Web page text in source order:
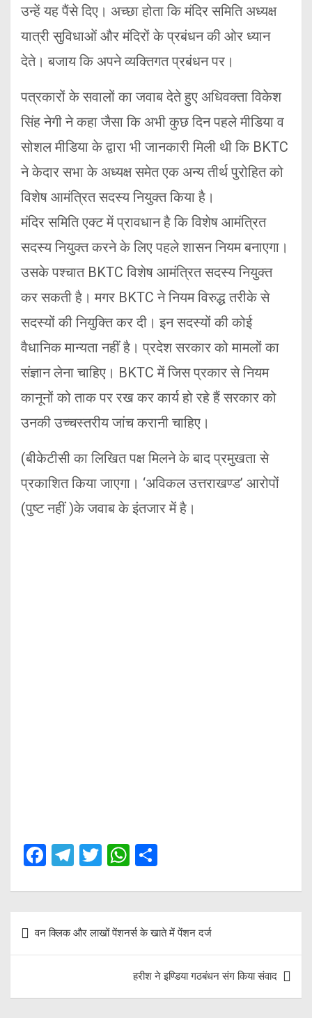
उन्हें यह पैंसे दिए। अच्छा होता कि मंदिर समिति अध्यक्ष
यात्री सुविधाओं और मंदिरों के प्रबंधन की ओर ध्यान
देते। बजाय कि अपने व्यक्तिगत प्रबंधन पर।
पत्रकारों के सवालों का जवाब देते हुए अधिवक्ता विकेश
सिंह नेगी ने कहा जैसा कि अभी कुछ दिन पहले मीडिया व
सोशल मीडिया के द्वारा भी जानकारी मिली थी कि BKTC
ने केदार सभा के अध्यक्ष समेत एक अन्य तीर्थ पुरोहित को
विशेष आमंत्रित सदस्य नियुक्त किया है।
मंदिर समिति एक्ट में प्रावधान है कि विशेष आमंत्रित
सदस्य नियुक्त करने के लिए पहले शासन नियम बनाएगा।
उसके पश्चात BKTC विशेष आमंत्रित सदस्य नियुक्त
कर सकती है। मगर BKTC ने नियम विरुद्ध तरीके से
सदस्यों की नियुक्ति कर दी। इन सदस्यों की कोई
वैधानिक मान्यता नहीं है। प्रदेश सरकार को मामलों का
संज्ञान लेना चाहिए। BKTC में जिस प्रकार से नियम
कानूनों को ताक पर रख कर कार्य हो रहे हैं सरकार को
उनकी उच्चस्तरीय जांच करानी चाहिए।
(बीकेटीसी का लिखित पक्ष मिलने के बाद प्रमुखता से
प्रकाशित किया जाएगा। ‘अविकल उत्तराखण्ड’ आरोपों
(पुष्ट नहीं )के जवाब के इंतजार में है।
F
ce
b
o
T
e
gr
a
T
tt
er
W
at
s
A
p
p
ar
e
navigation
वन क्लिक और लाखों पेंशनर्स के खाते में पेंशन दर्ज
हरीश ने इण्डिया गठबंधन संग किया संवाद